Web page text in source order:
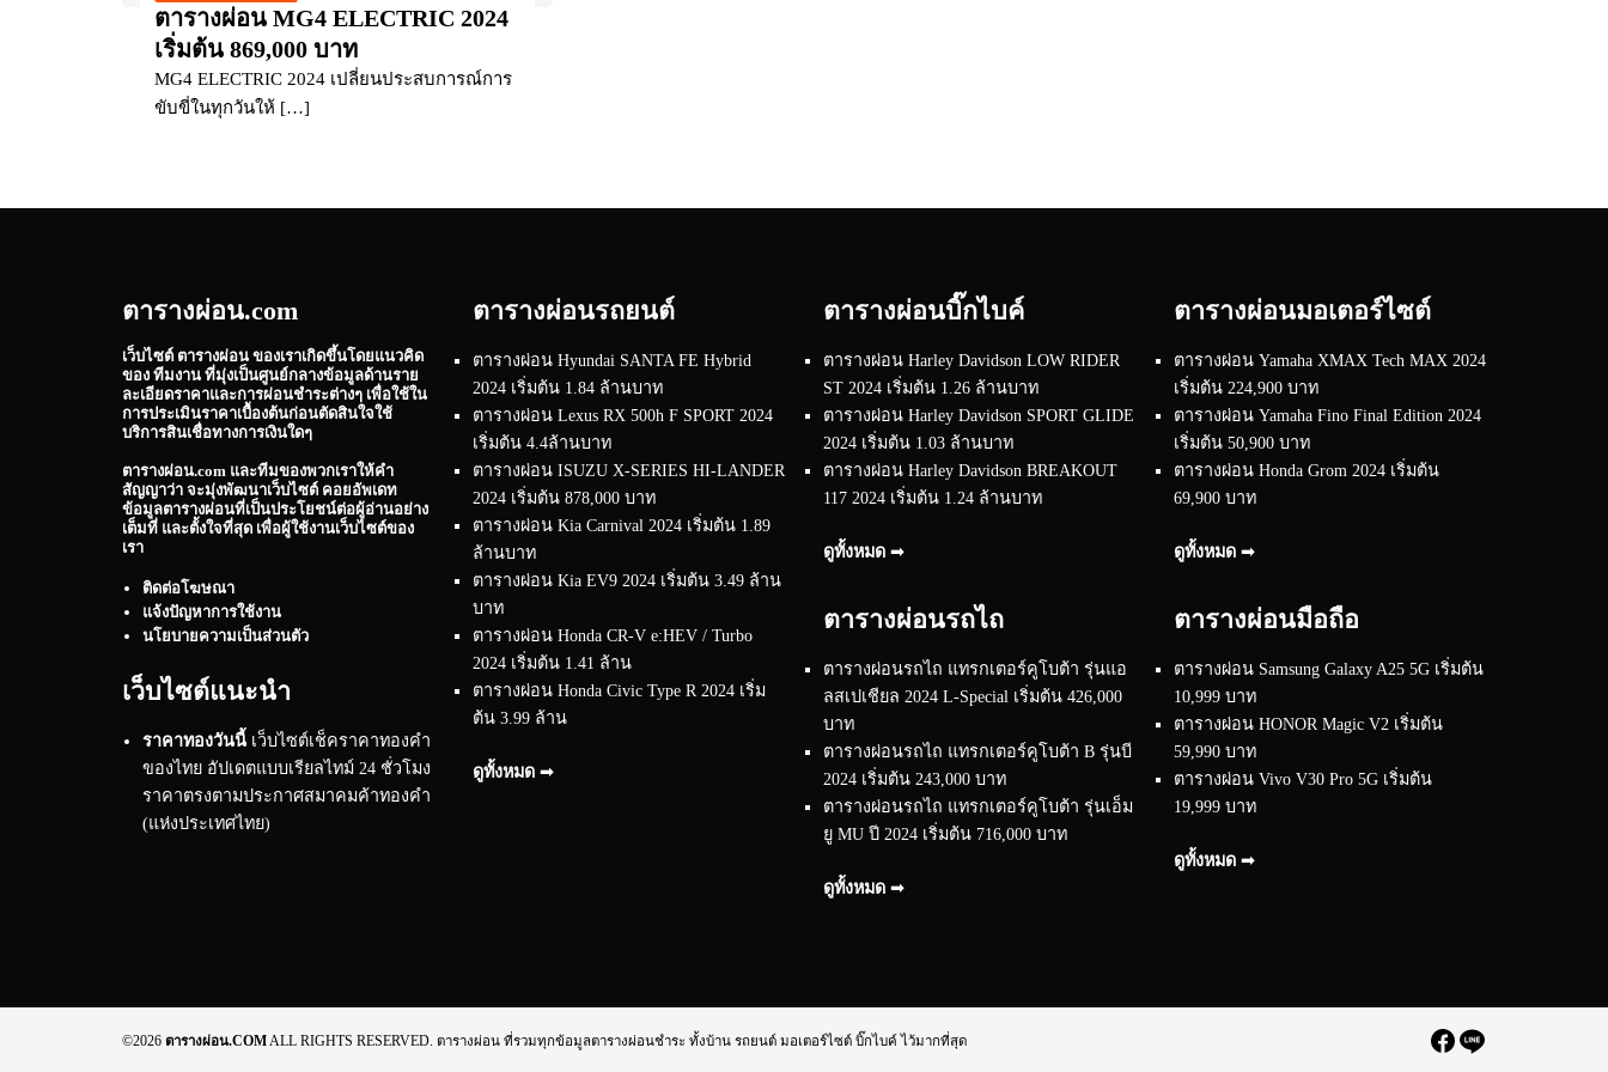
ตารางผ่อน MG4 ELECTRIC 2024
เริ่มต้น 869,000 บาท
MG4 ELECTRIC 2024 เปลี่ยนประสบการณ์การ
ขับขี่ในทุกวันให้ […]
ตารางผ่อน.com
เว็บไซต์ ตารางผ่อน ของเราเกิดขึ้นโดยแนวคิด
ของ ทีมงาน ที่มุ่งเป็นศูนย์กลางข้อมูลด้านราย
ละเอียดราคาและการผ่อนชำระต่างๆ เพื่อใช้ใน
การประเมินราคาเบื้องต้นก่อนตัดสินใจใช้
บริการสินเชื่อทางการเงินใดๆ
ตารางผ่อน.com และทีมของพวกเราให้คำ
สัญญาว่า จะมุ่งพัฒนาเว็บไซต์ คอยอัพเดท
ข้อมูลตารางผ่อนที่เป็นประโยชน์ต่อผู้อ่านอย่าง
เต็มที่ และตั้งใจที่สุด เพื่อผู้ใช้งานเว็บไซต์ของ
เรา
ติดต่อโฆษณา
แจ้งปัญหาการใช้งาน
นโยบายความเป็นส่วนตัว
เว็บไซต์แนะนำ
ราคาทองวันนี้ เว็บไซต์เช็คราคาทองคำ
ของไทย อัปเดตแบบเรียลไทม์ 24 ชั่วโมง
ราคาตรงตามประกาศสมาคมค้าทองคำ
(แห่งประเทศไทย)
ตารางผ่อนรถยนต์
ตารางผ่อน Hyundai SANTA FE Hybrid
2024 เริ่มต้น 1.84 ล้านบาท
ตารางผ่อน Lexus RX 500h F SPORT 2024
เริ่มต้น 4.4ล้านบาท
ตารางผ่อน ISUZU X-SERIES HI-LANDER
2024 เริ่มต้น 878,000 บาท
ตารางผ่อน Kia Carnival 2024 เริ่มต้น 1.89
ล้านบาท
ตารางผ่อน Kia EV9 2024 เริ่มต้น 3.49 ล้าน
บาท
ตารางผ่อน Honda CR-V e:HEV / Turbo
2024 เริ่มต้น 1.41 ล้าน
ตารางผ่อน Honda Civic Type R 2024 เริ่ม
ต้น 3.99 ล้าน
ดูทั้งหมด ➟
ตารางผ่อนบิ๊กไบค์
ตารางผ่อน Harley Davidson LOW RIDER
ST 2024 เริ่มต้น 1.26 ล้านบาท
ตารางผ่อน Harley Davidson SPORT GLIDE
2024 เริ่มต้น 1.03 ล้านบาท
ตารางผ่อน Harley Davidson BREAKOUT
117 2024 เริ่มต้น 1.24 ล้านบาท
ดูทั้งหมด ➟
ตารางผ่อนรถไถ
ตารางผ่อนรถไถ แทรกเตอร์คูโบต้า รุ่นแอ
ลสเปเชียล 2024 L-Special เริ่มต้น 426,000
บาท
ตารางผ่อนรถไถ แทรกเตอร์คูโบต้า B รุ่นบี
2024 เริ่มต้น 243,000 บาท
ตารางผ่อนรถไถ แทรกเตอร์คูโบต้า รุ่นเอ็ม
ยู MU ปี 2024 เริ่มต้น 716,000 บาท
ดูทั้งหมด ➟
ตารางผ่อนมอเตอร์ไซต์
ตารางผ่อน Yamaha XMAX Tech MAX 2024
เริ่มต้น 224,900 บาท
ตารางผ่อน Yamaha Fino Final Edition 2024
เริ่มต้น 50,900 บาท
ตารางผ่อน Honda Grom 2024 เริ่มต้น
69,900 บาท
ดูทั้งหมด ➟
ตารางผ่อนมือถือ
ตารางผ่อน Samsung Galaxy A25 5G เริ่มต้น
10,999 บาท
ตารางผ่อน HONOR Magic V2 เริ่มต้น
59,990 บาท
ตารางผ่อน Vivo V30 Pro 5G เริ่มต้น
19,999 บาท
ดูทั้งหมด ➟
©2026 ตารางผ่อน.COM ALL RIGHTS RESERVED. ตารางผ่อน ที่รวมทุกข้อมูลตารางผ่อนชำระ ทั้งบ้าน รถยนต์ มอเตอร์ไซต์ บิ๊กไบค์ ไว้มากที่สุด